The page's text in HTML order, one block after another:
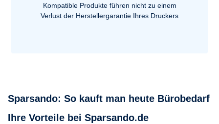
Kompatible Produkte führen nicht zu einem
Verlust der Herstellergarantie Ihres Druckers
Sparsando: So kauft man heute Bürobedarf
Ihre Vorteile bei Sparsando.de